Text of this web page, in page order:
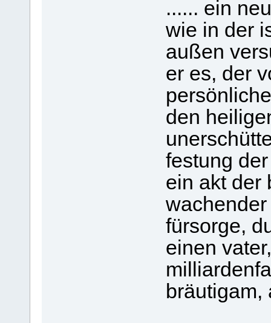
...... ein
wie in der
außen
er es, der
den
festung
ein akt der
wachender
fürsorge,
einen
bräutigam,